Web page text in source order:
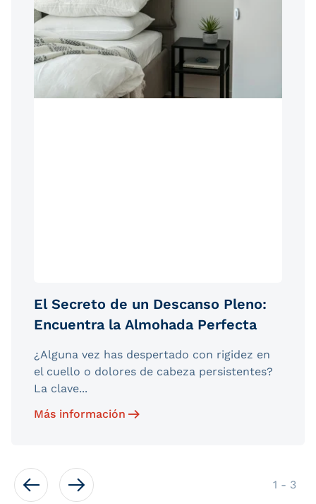
El Secreto de un Descanso Pleno:
Encuentra la Almohada Perfecta
¿Alguna vez has despertado con rigidez en
el cuello o dolores de cabeza persistentes?
La clave...
Más información
1 - de
3